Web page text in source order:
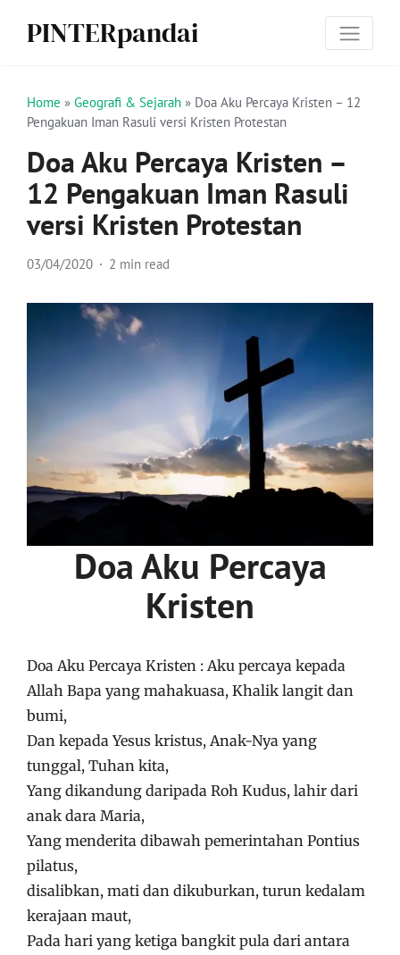
PINTERpandai
Home » Geografi & Sejarah » Doa Aku Percaya Kristen – 12
Pengakuan Iman Rasuli versi Kristen Protestan
Doa Aku Percaya Kristen –
12 Pengakuan Iman Rasuli
versi Kristen Protestan
03/04/2020 2 min read
Doa Aku Percaya
Kristen
Doa Aku Percaya Kristen : Aku percaya kepada
Allah Bapa yang mahakuasa, Khalik langit dan
bumi,
Dan kepada Yesus kristus, Anak-Nya yang
tunggal, Tuhan kita,
Yang dikandung daripada Roh Kudus, lahir dari
anak dara Maria,
Yang menderita dibawah pemerintahan Pontius
pilatus,
disalibkan, mati dan dikuburkan, turun kedalam
kerajaan maut,
Pada hari yang ketiga bangkit pula dari antara